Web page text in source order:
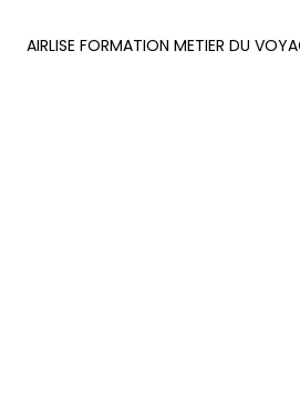
AIRLISE FORMATION METIER DU